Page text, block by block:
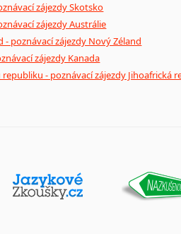
zájezdy Skotsko
zájezdy Austrálie
- poznávací zájezdy Nový Zéland
zájezdy Kanada
- poznávací zájezdy Jihoafrická